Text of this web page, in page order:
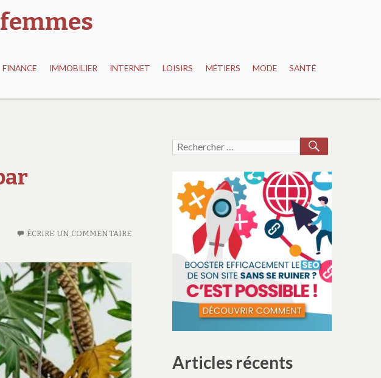
FINANCE IMMOBILIER INTERNET LOISIRS MÉTIERS MODE SANTÉ
ÉCRIRE UN COMMENTAIRE
Recherche
Articles récents